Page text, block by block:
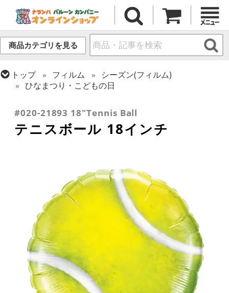
商品カテゴリを見る
トップ フィルム
シーズン(フィルム)
ひなまつり・こどもの日
#020-21893 18"Tennis Ball
テニスボール 18インチ